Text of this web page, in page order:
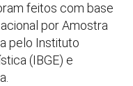
feitos com base
por Amostra
pelo Instituto
(IBGE) e